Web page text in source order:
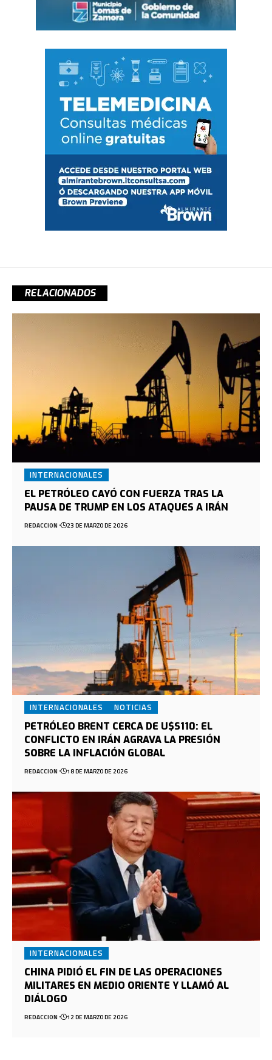
RELACIONADOS
INTERNACIONALES
EL PETRÓLEO CAYÓ CON FUERZA TRAS LA
PAUSA DE TRUMP EN LOS ATAQUES A IRÁN
REDACCION 23 DE MARZO DE 2026
INTERNACIONALES NOTICIAS
PETRÓLEO BRENT CERCA DE U$S110: EL
CONFLICTO EN IRÁN AGRAVA LA PRESIÓN
SOBRE LA INFLACIÓN GLOBAL
REDACCION 18 DE MARZO DE 2026
INTERNACIONALES
CHINA PIDIÓ EL FIN DE LAS OPERACIONES
MILITARES EN MEDIO ORIENTE Y LLAMÓ AL
DIÁLOGO
REDACCION 12 DE MARZO DE 2026